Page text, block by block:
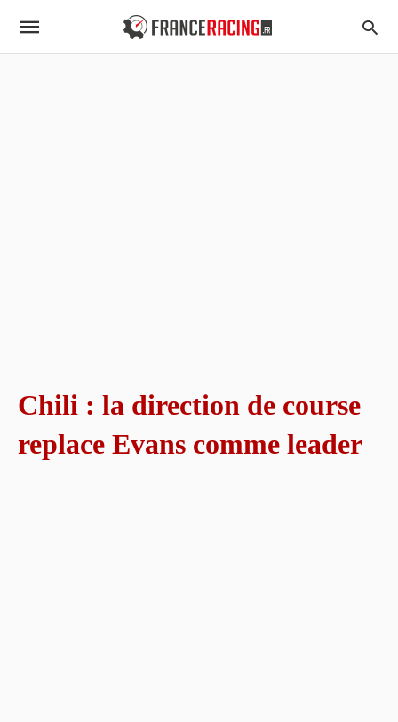
Chili : la direction de course
replace Evans comme leader